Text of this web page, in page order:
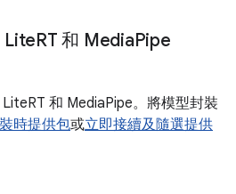
LiteRT 和 MediaPipe
和 MediaPipe。將模型封裝
時提供包或立即接續及隨選提供